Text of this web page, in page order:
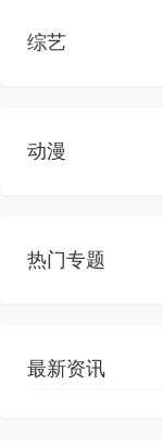
综艺
动漫
热门专题
最新资讯